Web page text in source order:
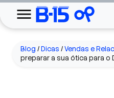
Blog /Dicas /Vendas e
preparar a sua ótica para o